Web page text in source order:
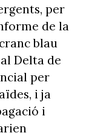
per
de la
blau
Delta de
per
i ja
i